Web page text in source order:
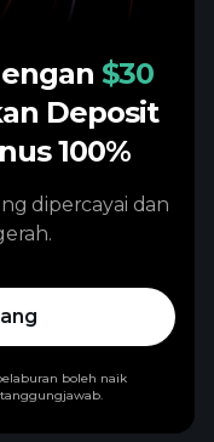
$30
Deposit
100%
dipercayai dan
boleh naik